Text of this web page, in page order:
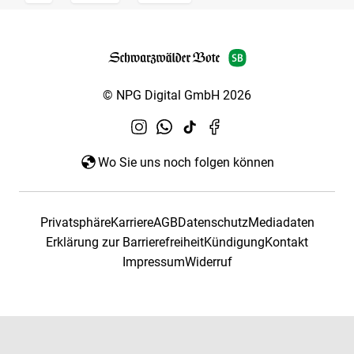
© NPG Digital GmbH 2026
Wo Sie uns noch folgen können
PrivatsphäreKarriereAGBDatenschutzMediadaten
Erklärung zur BarrierefreiheitKündigungKontakt
ImpressumWiderruf